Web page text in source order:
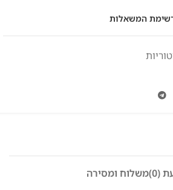
המשאלות
(0) משלוח ומסירה